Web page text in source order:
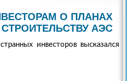
О ПЛАНАХ
АЭС
инвесторов высказался о